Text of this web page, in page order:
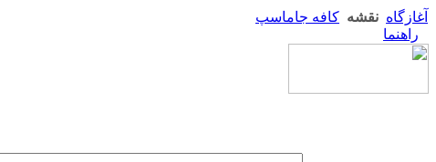
آغازگاه نقشه کافه جاماسپ
راهنما